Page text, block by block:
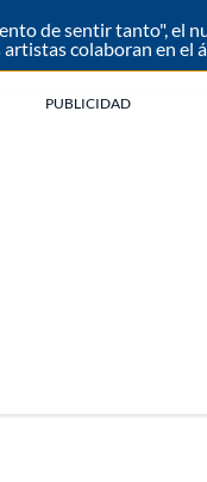
de sentir tanto", el
artistas colaboran en el
PUBLICIDAD